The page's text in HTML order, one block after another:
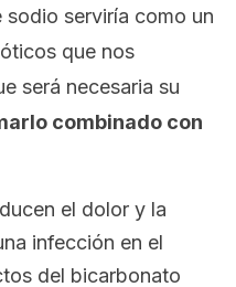
sodio serviría como un
que nos
será necesaria su
combinado con
el dolor y la
infección en el
del bicarbonato